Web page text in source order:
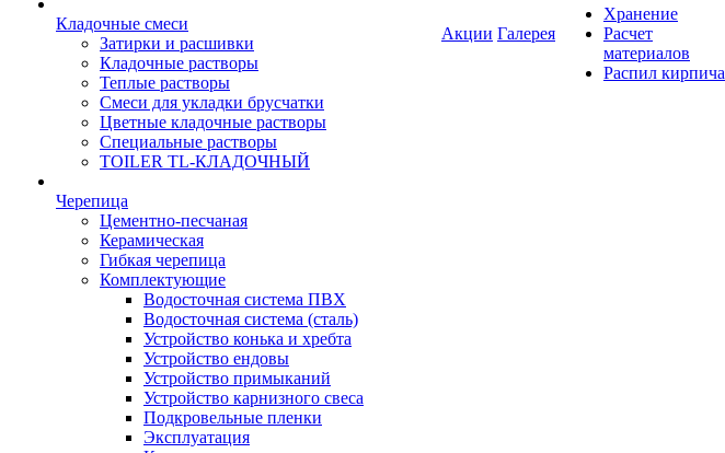
Кладочные смеси
Затирки и расшивки
Кладочные растворы
Теплые растворы
Смеси для укладки брусчатки
Цветные кладочные растворы
Специальные растворы
TOILER TL-КЛАДОЧНЫЙ
Черепица
Цементно-песчаная
Керамическая
Гибкая черепица
Комплектующие
Водосточная система ПВХ
Водосточная система (сталь)
Устройство конька и хребта
Устройство ендовы
Устройство примыканий
Устройство карнизного свеса
Подкровельные пленки
Эксплуатация
Акции Галерея
Хранение
Расчет
материалов
Распил кирпича